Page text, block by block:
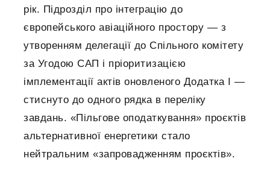
рік. Підрозділ про інтеграцію до
європейського авіаційного простору — з
утворенням делегації до Спільного комітету
за Угодою САП і пріоритизацією
імплементації актів оновленого Додатка І —
стиснуто до одного рядка в переліку
завдань. «Пільгове оподаткування» проєктів
альтернативної енергетики стало
нейтральним «запровадженням проєктів».